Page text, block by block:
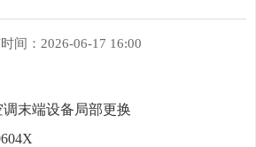
间：2026-06-17 16:00
调末端设备局部更换